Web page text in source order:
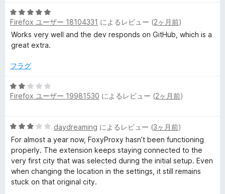
中
1
の
評
5
段
階
中
の
価
Firefox ユーザー 18104331 によるレビュー (2ヶ月前)
Works very well and the dev responds on GitHub, which is a
great extra.
フラグ
5
段
2
の
評
価
Firefox ユーザー 19981530 によるレビュー (2ヶ月前)
5
段
階
中
3
の
daydreaming によるレビュー (3ヶ月前)
For almost a year now, FoxyProxy hasn’t been functioning
properly. The extension keeps staying connected to the
very first city that was selected during the initial setup. Even
when changing the location in the settings, it still remains
stuck on that original city.